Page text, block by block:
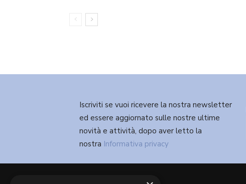
Iscriviti se vuoi ricevere la nostra newsletter
ed essere aggiornato sulle nostre ultime
novità e attività, dopo aver letto la
nostra Informativa privacy